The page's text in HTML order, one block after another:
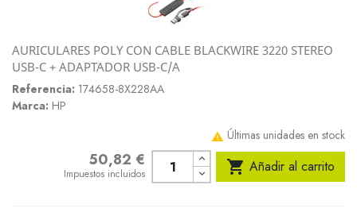
AURICULARES POLY CON CABLE BLACKWIRE 3220 STEREO
USB-C + ADAPTADOR USB-C/A
Referencia: 174658-8X228AA
Marca: HP
 Últimas unidades en stock
Precio50,82 €
Impuestos incluidos  Añadir al carrito